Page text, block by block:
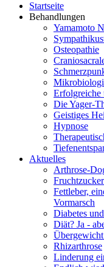
Startseite
Behandlungen
Yamamoto
Osteopathie
Erfolgreiche
Die Yager-
Geistiges
Hypnose
Aktuelles
Arthrose-
Fettleber,
Vormarsch
Diabetes
Diät? Ja -
Rhizarthrose
Linderung